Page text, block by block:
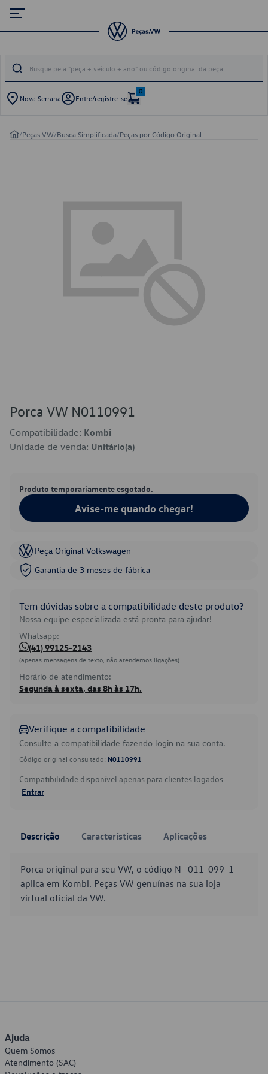
Nova Serrana Entre/registre-se
0
/Peças VW/Busca Simplificada/Peças por Código Original
Porca VW N0110991
Compatibilidade: Kombi
Unidade de venda: Unitário(a)
Produto temporariamente esgotado.
Avise-me quando chegar!
Peça Original Volkswagen
Garantia de 3 meses de fábrica
Tem dúvidas sobre a compatibilidade deste produto?
Nossa equipe especializada está pronta para ajudar!
Whatsapp:
(41) 99125-2143
(apenas mensagens de texto, não atendemos ligações)
Horário de atendimento:
Segunda à sexta, das 8h às 17h.
Verifique a compatibilidade
Consulte a compatibilidade fazendo login na sua conta.
Código original consultado: N0110991
Compatibilidade disponível apenas para clientes logados.
Entrar
Descrição Características Aplicações
Porca original para seu VW, o código N -011-099-1
aplica em Kombi. Peças VW genuínas na sua loja
virtual oficial da VW.
Ajuda
Quem Somos
Atendimento (SAC)